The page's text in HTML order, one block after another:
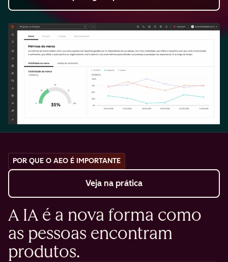
POR QUE O AEO É IMPORTANTE
Veja na prática
A IA é a nova forma como
as pessoas encontram
produtos.